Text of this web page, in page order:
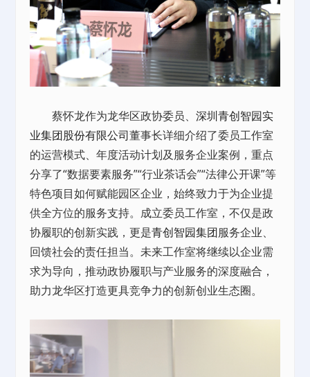
蔡怀龙作为龙华区政协委员、深圳青创智园实
业集团股份有限公司董事长详细介绍了委员工作室
的运营模式、年度活动计划及服务企业案例，重点
分享了“数据要素服务”“行业茶话会”“法律公开课”等
特色项目如何赋能园区企业，始终致力于为企业提
供全方位的服务支持。成立委员工作室，不仅是政
协履职的创新实践，更是青创智园集团服务企业、
回馈社会的责任担当。未来工作室将继续以企业需
求为导向，推动政协履职与产业服务的深度融合，
助力龙华区打造更具竞争力的创新创业生态圈。